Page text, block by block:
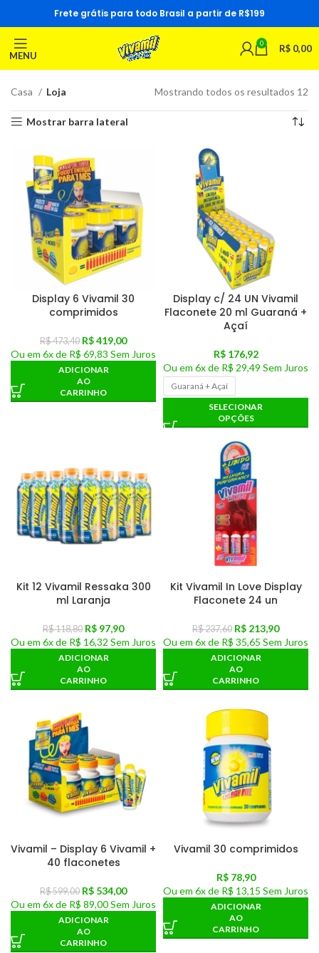
Frete grátis para todo Brasil a partir de R$199
MENU
0 R$ 0,00
Casa Loja Mostrando todos os resultados 12
Mostrar barra lateral
Display 6 Vivamil 30
comprimidos
R$473,40 R$419,00
Ou em 6x de R$ 69,83 Sem Juros
ADICIONAR
AO
CARRINHO
Display c/ 24 UN Vivamil
Flaconete 20 ml Guaraná +
Açaí
R$176,92
Ou em 6x de R$ 29,49 Sem Juros
Guaraná + Açaí
SELECIONAR
OPÇÕES
Kit 12 Vivamil Ressaka 300
ml Laranja
R$118,80 R$ 97,90
Ou em 6x de R$ 16,32 Sem Juros
ADICIONAR
AO
CARRINHO
Kit Vivamil In Love Display
Flaconete 24 un
R$237,60 R$ 213,90
Ou em 6x de R$ 35,65 Sem Juros
ADICIONAR
AO
CARRINHO
Vivamil – Display 6 Vivamil +
40 flaconetes
R$599,00 R$ 534,00
Ou em 6x de R$ 89,00Sem Juros
ADICIONAR
AO
CARRINHO
Vivamil 30 comprimidos
R$78,90
Ou em 6x de R$ 13,15 Sem Juros
ADICIONAR
AO
CARRINHO